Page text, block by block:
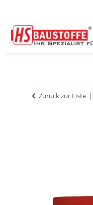
Zurück zur Liste